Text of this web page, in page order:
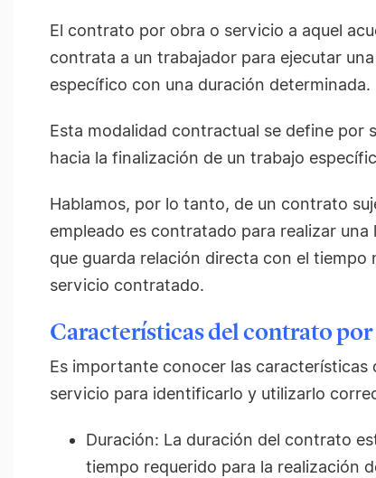
El contrato por obra o servicio a aquel
contrata a un trabajador para ejecutar
específico con una duración determinada.
Esta modalidad contractual se define por
hacia la finalización de un trabajo
Hablamos, por lo tanto, de un contrato
empleado es contratado para realizar
que guarda relación directa con el tiempo
servicio contratado.
Características del contrato
Es importante conocer las
servicio para identificarlo y utilizarlo
Duración: La duración del contrato
tiempo requerido para la realización